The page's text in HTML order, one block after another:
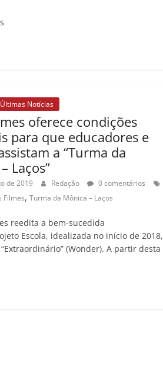
Últimas Notícias
oferece condições
para que educadores e
a “Turma da
Laços”
de 2019 Redação
0 comentários
Filmes,Turma da Mônica – Laços
reedita a bem-sucedida
Escola, idealizada no início de 2018,
(Wonder). A partir desta